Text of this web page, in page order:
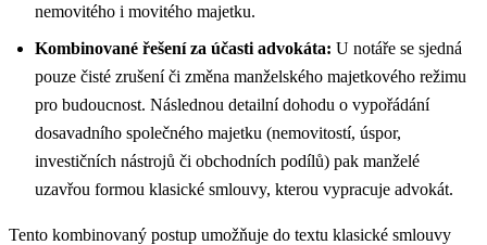
nemovitého i movitého majetku.
Kombinované řešení za účasti advokáta: U notáře se sjedná
pouze čisté zrušení či změna manželského majetkového režimu
pro budoucnost. Následnou detailní dohodu o vypořádání
dosavadního společného majetku (nemovitostí, úspor,
investičních nástrojů či obchodních podílů) pak manželé
uzavřou formou klasické smlouvy, kterou vypracuje advokát.
Tento kombinovaný postup umožňuje do textu klasické smlouvy